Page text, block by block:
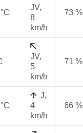
JV,
8
km/h
73 %
JV,
5
km/h
71 %
J,
4
km/h
66 %